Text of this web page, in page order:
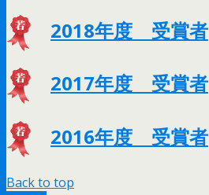
2018年度 受賞者
2017年度 受賞者
2016年度 受賞者
Back to top